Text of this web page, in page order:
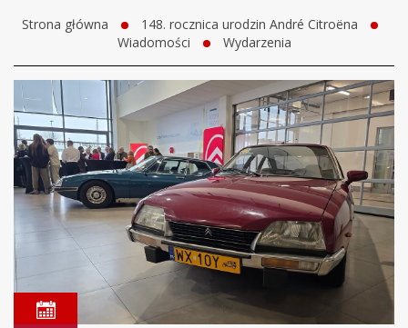
Strona główna
148. rocznica urodzin André Citroëna
Wiadomości
Wydarzenia